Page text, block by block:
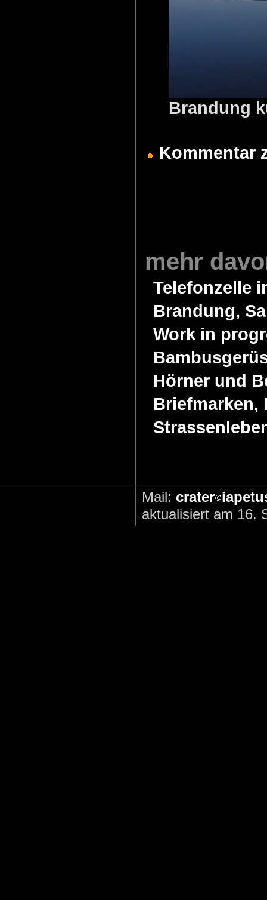
Brandung
Kommentar
mehr
Telefonzelle
Brandung,
Work in
Hörner und
Briefmarken,
Mail: crater
aktualisiert am 16.